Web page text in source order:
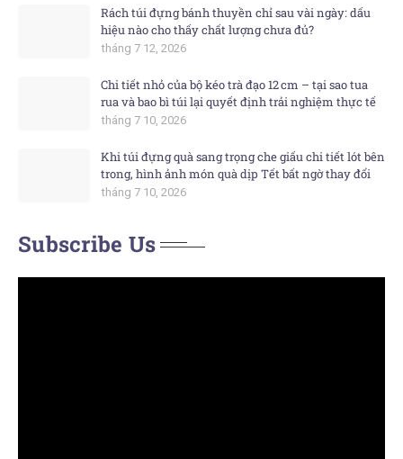
Rách túi đựng bánh thuyền chỉ sau vài ngày: dấu
hiệu nào cho thấy chất lượng chưa đủ?
tháng 7 12, 2026
Chi tiết nhỏ của bộ kéo trà đạo 12 cm – tại sao tua
rua và bao bì túi lại quyết định trải nghiệm thực tế
tháng 7 10, 2026
Khi túi đựng quà sang trọng che giấu chi tiết lót bên
trong, hình ảnh món quà dịp Tết bất ngờ thay đổi
tháng 7 10, 2026
Subscribe Us